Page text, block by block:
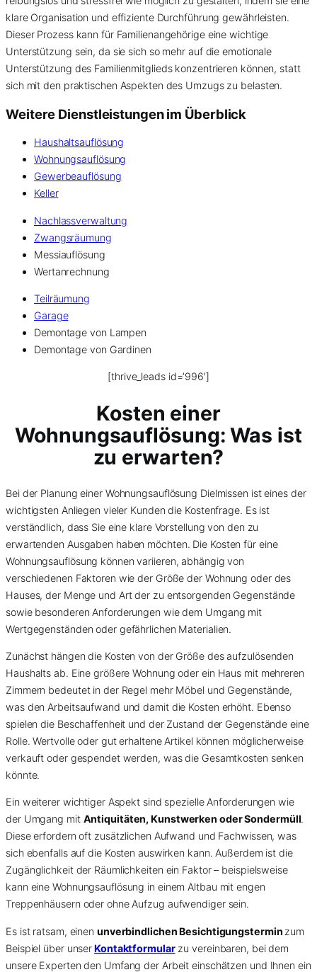
klare Organisation und effiziente Durchführung gewährleisten.
Dieser Prozess kann für Familienangehörige eine wichtige
Unterstützung sein, da sie sich so mehr auf die emotionale
Unterstützung des Familienmitglieds konzentrieren können, statt
sich mit den praktischen Aspekten des Umzugs zu belasten.
Weitere Dienstleistungen im Überblick
Haushaltsauflösung
Wohnungsauflösung
Gewerbeauflösung
Keller
Nachlassverwaltung
Zwangsräumung
Messiauflösung
Wertanrechnung
Teilräumung
Garage
Demontage von Lampen
Demontage von Gardinen
[thrive_leads id=’996′]
Kosten einer
Wohnungsauflösung: Was ist
zu erwarten?
Bei der Planung einer Wohnungsauflösung Dielmissen ist eines der
wichtigsten Anliegen vieler Kunden die Kostenfrage. Es ist
verständlich, dass Sie eine klare Vorstellung von den zu
erwartenden Ausgaben haben möchten. Die Kosten für eine
Wohnungsauflösung können variieren, abhängig von
verschiedenen Faktoren wie der Größe der Wohnung oder des
Hauses, der Menge und Art der zu entsorgenden Gegenstände
sowie besonderen Anforderungen wie dem Umgang mit
Wertgegenständen oder gefährlichen Materialien.
Zunächst hängen die Kosten von der Größe des aufzulösenden
Haushalts ab. Eine größere Wohnung oder ein Haus mit mehreren
Zimmern bedeutet in der Regel mehr Möbel und Gegenstände,
was den Arbeitsaufwand und damit die Kosten erhöht. Ebenso
spielen die Beschaffenheit und der Zustand der Gegenstände eine
Rolle. Wertvolle oder gut erhaltene Artikel können möglicherweise
verkauft oder gespendet werden, was die Gesamtkosten senken
könnte.
Ein weiterer wichtiger Aspekt sind spezielle Anforderungen wie
der Umgang mit Antiquitäten, Kunstwerken oder Sondermüll.
Diese erfordern oft zusätzlichen Aufwand und Fachwissen, was
sich ebenfalls auf die Kosten auswirken kann. Außerdem ist die
Zugänglichkeit der Räumlichkeiten ein Faktor – beispielsweise
kann eine Wohnungsauflösung in einem Altbau mit engen
Treppenhäusern oder ohne Aufzug aufwendiger sein.
Es ist ratsam, einen unverbindlichen Besichtigungstermin zum
Beispiel über unserKontaktformularzu vereinbaren, bei dem
unsere Experten den Umfang der Arbeit einschätzen und Ihnen ein